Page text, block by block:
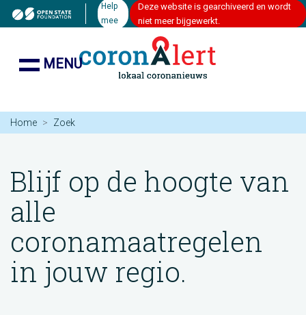
Help
mee
Deze website is gearchiveerd en wordt
niet meer bijgewerkt.
MENU
Home Zoek
Blijf op de hoogte van
alle
coronamaatregelen
in jouw regio.